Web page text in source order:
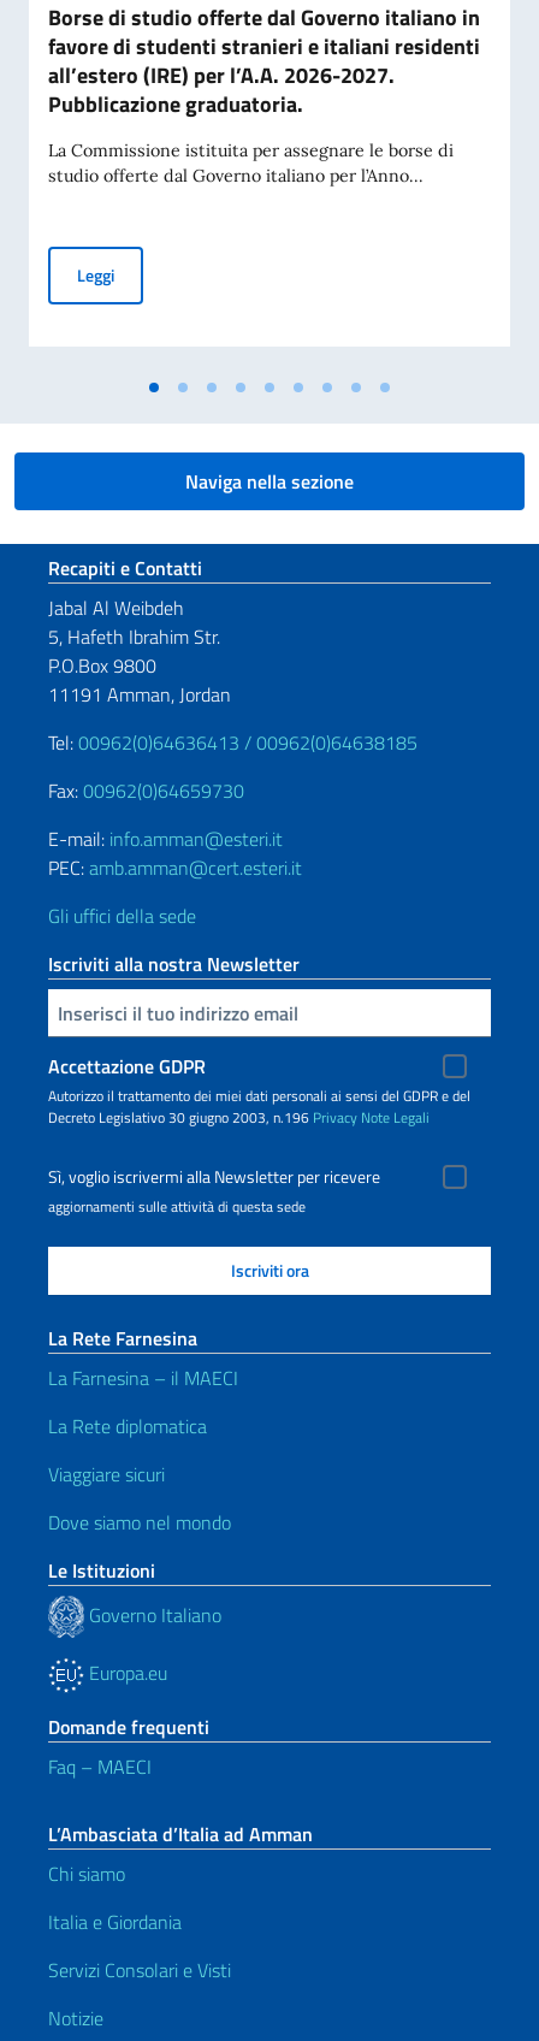
Borse di studio offerte dal Governo italiano in
favore di studenti stranieri e italiani residenti
all’estero (IRE) per l’A.A. 2026-2027.
Pubblicazione graduatoria.
La Commissione istituita per assegnare le borse di
studio offerte dal Governo italiano per l’Anno...
LeggiBorse di studio offerte dal Governo italiano in favore di
Naviga nella sezione
Sezione footer
Recapiti e Contatti
Jabal Al Weibdeh
5, Hafeth Ibrahim Str.
P.O.Box 9800
11191 Amman, Jordan
Tel:00962(0)64636413 /00962(0)64638185
Fax:00962(0)64659730
E-mail: info.amman@esteri.it
PEC:amb.amman@cert.esteri.it
Gli uffici della sede
Iscriviti alla nostra Newsletter
Inserisci la tua email
Accettazione GDPR
Autorizzo il trattamento dei miei dati personali ai sensi del GDPR e del
Decreto Legislativo 30 giugno 2003, n.196 Privacy Note Legali
Sì, voglio iscrivermi alla Newsletter per ricevere
aggiornamenti sulle attività di questa sede
La Rete Farnesina
La Farnesina – il MAECI
La Rete diplomatica
Viaggiare sicuri
Dove siamo nel mondo
Le Istituzioni
Governo Italiano
Europa.eu
Domande frequenti
Faq – MAECI
L’Ambasciata d’Italia ad Amman
Chi siamo
Italia e Giordania
Servizi Consolari e Visti
Notizie